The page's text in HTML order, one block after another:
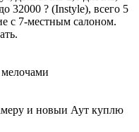
32000 ? (Instyle), всего 5
с 7-местным салоном.
и новыи Аут куплю